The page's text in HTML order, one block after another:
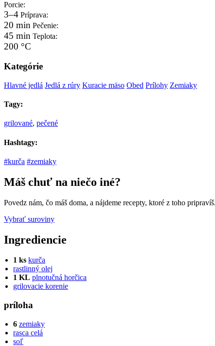
Porcie:
3–4 Príprava:
20 min Pečenie:
45 min Teplota:
200 °C
Kategórie
Hlavné jedlá Jedlá z rúry Kuracie mäso Obed Prílohy Zemiaky
Tagy:
grilované, pečené
Hashtagy:
#kurča #zemiaky
Máš chuť na niečo iné?
Povedz nám, čo máš doma, a nájdeme recepty, ktoré z toho pripravíš.
Vybrať suroviny
Ingrediencie
1 ks kurča
rastlinný olej
1 KL plnotučná horčica
grilovacie korenie
príloha
6 zemiaky
rasca celá
soľ